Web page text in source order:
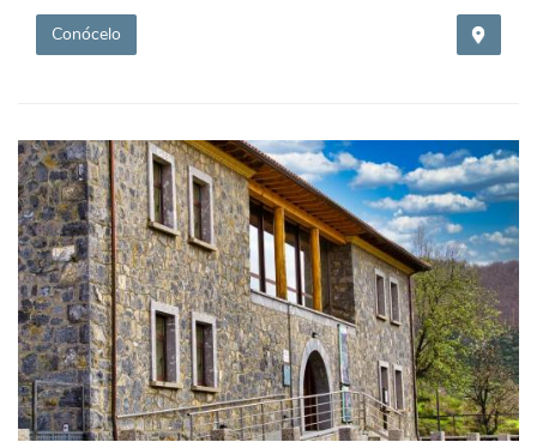
Conócelo